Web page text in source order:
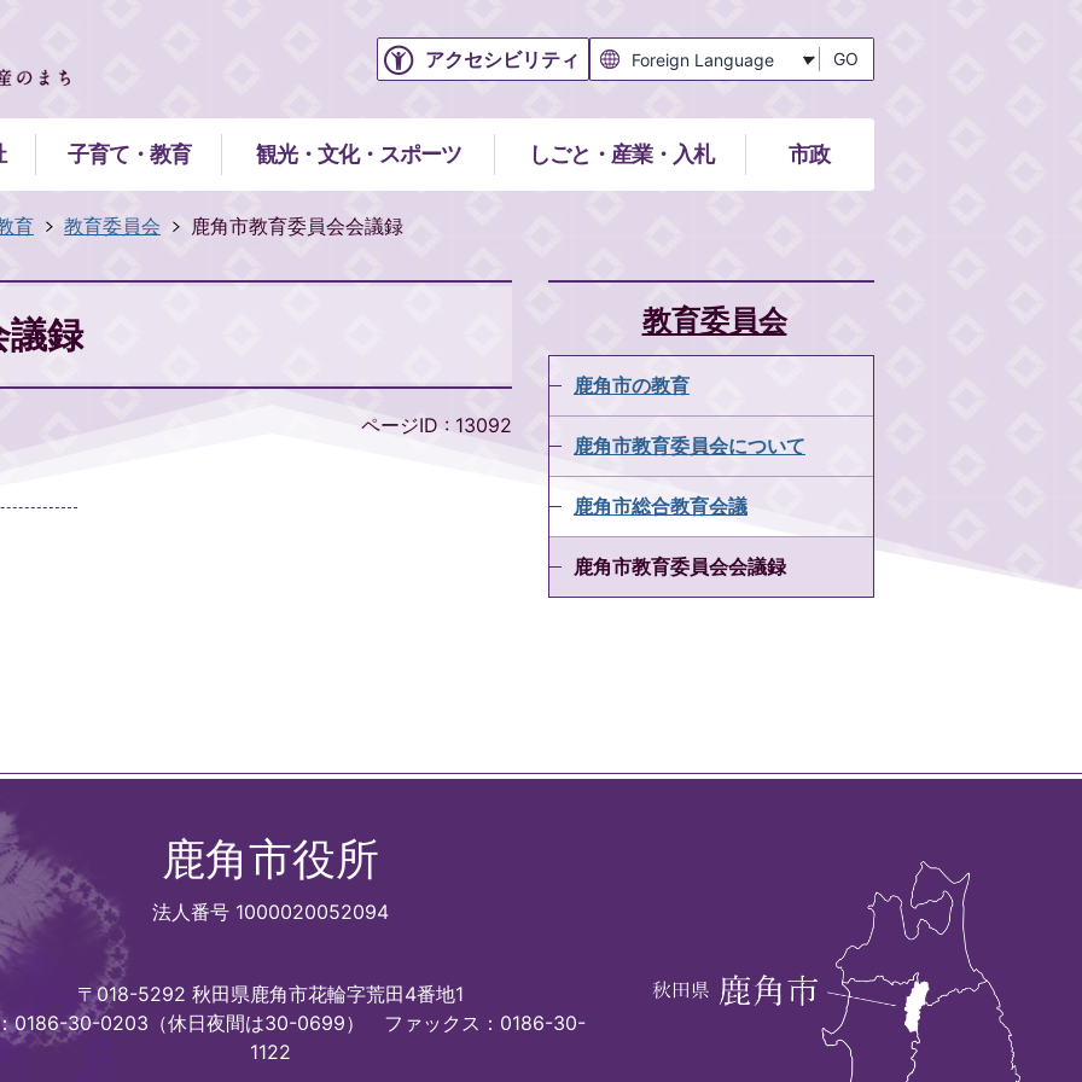
アクセシビリティ GO
子育て・教育 観光・文化・スポーツ しごと・産業・入札 市政
育 教育委員会 鹿角市教育委員会会議録
議録
ページID : 13092
教育委員会
鹿角市の教育
鹿角市教育委員会について
鹿角市総合教育会議
鹿角市教育委員会会議録
鹿角市役所
法人番号 1000020052094
〒018-5292 秋田県鹿角市花輪字荒田4番地1
0186-30-0203（休日夜間は30-0699）
ファックス：0186-30-
1122